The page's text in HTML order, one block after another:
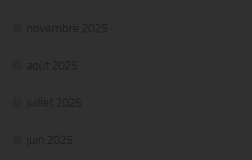
novembre 2025
août 2025
juillet 2025
juin 2025